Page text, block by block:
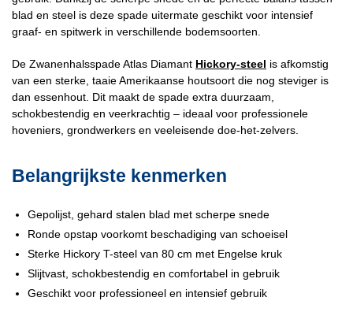
blad en steel is deze spade uitermate geschikt voor intensief
graaf- en spitwerk in verschillende bodemsoorten.
De Zwanenhalsspade Atlas Diamant Hickory-steel is afkomstig
van een sterke, taaie Amerikaanse houtsoort die nog steviger is
dan essenhout. Dit maakt de spade extra duurzaam,
schokbestendig en veerkrachtig – ideaal voor professionele
hoveniers, grondwerkers en veeleisende doe-het-zelvers.
Belangrijkste kenmerken
Gepolijst, gehard stalen blad met scherpe snede
Ronde opstap voorkomt beschadiging van schoeisel
Sterke Hickory T-steel van 80 cm met Engelse kruk
Slijtvast, schokbestendig en comfortabel in gebruik
Geschikt voor professioneel en intensief gebruik